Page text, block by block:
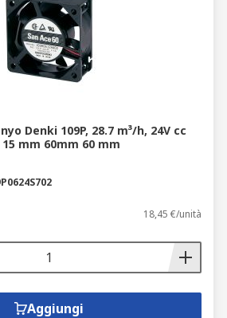
Denki 109P, 28.7 m³/h, 24V cc
15 mm 60mm 60 mm
18,45 €/unità
Aggiungi